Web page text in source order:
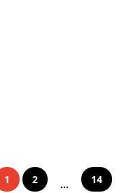
1 2 ... 14